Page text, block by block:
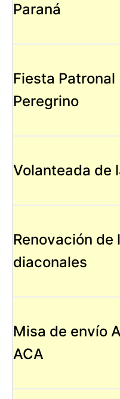
Paraná
Fiesta
Peregrino
Volanteada de
Renovación de
diaconales
Misa de envío
ACA